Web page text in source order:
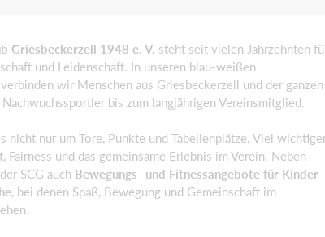
Griesbeckerzell 1948 e. V. steht seit vielen Jahrzehnten
und Leidenschaft. In unseren blau-weißen
wir Menschen aus Griesbeckerzell und der ganzen
bis zum langjährigen Vereinsmitglied.
nicht nur um Tore, Punkte und Tabellenplätze. Viel
Fairness und das gemeinsame Erlebnis im Verein. Neben
SCG auch Bewegungs- und Fitnessangebote für Kinder
, bei denen Spaß, Bewegung und Gemeinschaft im